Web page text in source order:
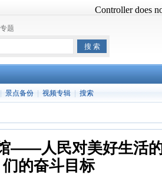
专题
景点备份 视频专辑 搜索
——人民对美好生活
们的奋斗目标